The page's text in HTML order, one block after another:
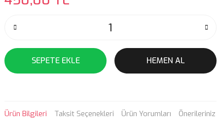
SEPETE EKLE HEMEN AL
Ürün Bilgileri Taksit Seçenekleri Ürün Yorumları Önerileriniz